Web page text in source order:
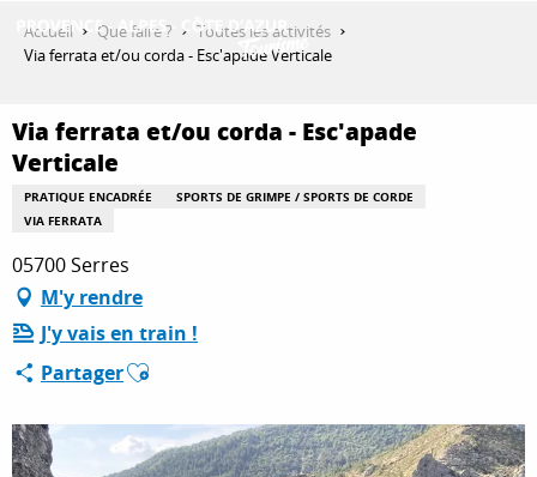
QUE FAIRE ?
SÉJOURNER
ESPACE PRO
Accueil Que faire ?
Toutes les activités
Via ferrata et/ou corda - Esc'apade Verticale
Via ferrata et/ou corda - Esc'apade
Verticale
PRATIQUE ENCADRÉE
SPORTS DE GRIMPE / SPORTS DE CORDE
VIA FERRATA
05700 Serres
M'y rendre
J'y vais en train !
PartagerAjouter aux favoris